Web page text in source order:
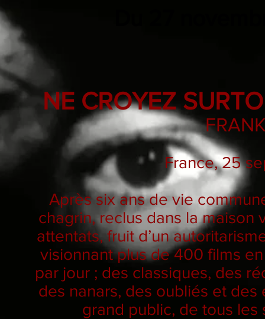
NE CROYEZ
France, 25
Après six ans de vie
chagrin, reclus dans la maison
attentats, fruit d’un
visionnant plus de 400 films
par jour ; des classiques, des
des nanars, des oubliés et
grand public, de tous les